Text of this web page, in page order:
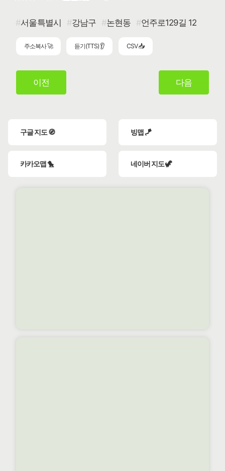
서울특별시 강남구 논현동 언주로129길 12
주소복사 🚀 듣기(TTS) 👂 CSV 📥
이전 다음
구글 지도 🧭 빙맵 🪁
카카오맵 🐤 네이버 지도 🦖